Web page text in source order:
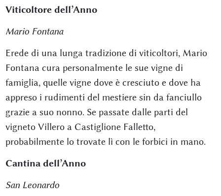
Viticoltore dell’Anno
Mario Fontana
Erede di una lunga tradizione di viticoltori, Mario
Fontana cura personalmente le sue vigne di
famiglia, quelle vigne dove è cresciuto e dove ha
appreso i rudimenti del mestiere sin da fanciullo
grazie a suo nonno. Se passate dalle parti del
vigneto Villero a Castiglione Falletto,
probabilmente lo trovate lì con le forbici in mano.
Cantina dell’Anno
San Leonardo